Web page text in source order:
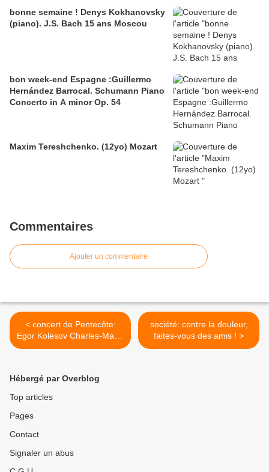
bonne semaine ! Denys Kokhanovsky
(piano). J.S. Bach 15 ans Moscou
bon week-end Espagne :Guillermo
Hernández Barrocal. Schumann Piano
Concerto in A minor Op. 54
Maxim Tereshchenko. (12yo) Mozart
Commentaires
Ajouter un commentaire
< concert de Pentecôte:
Egor Kolesov Charles-Marie
Widor - Toccata
société: contre la douleur,
faites-vous des amis ! >
Hébergé par Overblog
Top articles
Pages
Contact
Signaler un abus